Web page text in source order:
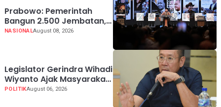
Prabowo: Pemerintah
Bangun 2.500 Jembatan,
Perbaiki 70.000 Sekolah
NASIONALAugust 08, 2026
Legislator Gerindra Wihadi
Wiyanto Ajak Masyarakat
Awasi Program Makan
POLITIKAugust 06, 2026